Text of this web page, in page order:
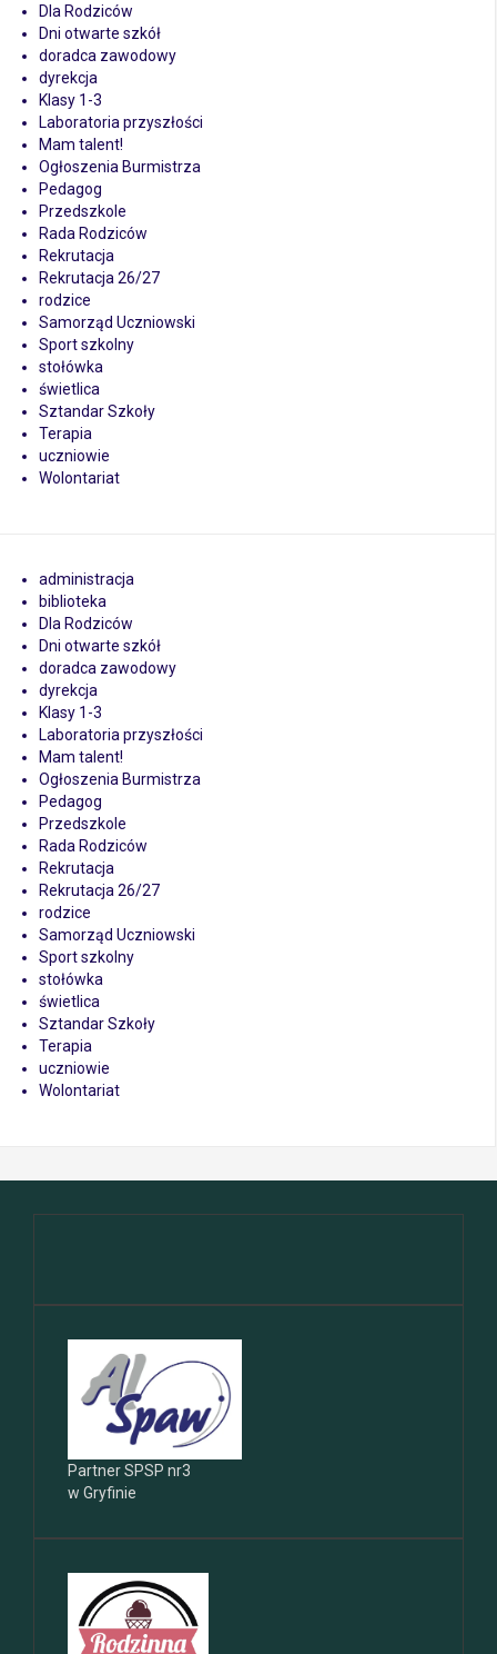
Dla Rodziców
Dni otwarte szkół
doradca zawodowy
dyrekcja
Klasy 1-3
Laboratoria przyszłości
Mam talent!
Ogłoszenia Burmistrza
Pedagog
Przedszkole
Rada Rodziców
Rekrutacja
Rekrutacja 26/27
rodzice
Samorząd Uczniowski
Sport szkolny
stołówka
świetlica
Sztandar Szkoły
Terapia
uczniowie
Wolontariat
administracja
biblioteka
Dla Rodziców
Dni otwarte szkół
doradca zawodowy
dyrekcja
Klasy 1-3
Laboratoria przyszłości
Mam talent!
Ogłoszenia Burmistrza
Pedagog
Przedszkole
Rada Rodziców
Rekrutacja
Rekrutacja 26/27
rodzice
Samorząd Uczniowski
Sport szkolny
stołówka
świetlica
Sztandar Szkoły
Terapia
uczniowie
Wolontariat
Partner SPSP nr3
w Gryfinie